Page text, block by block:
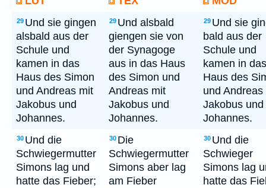
29 Und sie gingen
alsbald aus der
Schule und
kamen in das
Haus des Simon
und Andreas mit
Jakobus und
Johannes.
29 Und alsbald
giengen sie von
der Synagoge
aus in das Haus
des Simon und
Andreas mit
Jakobus und
Johannes.
29 Und sie
bald aus der
Schule und
kamen in das
Haus des
und Andreas
Jakobus und
Johannes.
30 Und die
Schwiegermutter
Simons lag und
hatte das Fieber;
30 Die
Schwiegermutter
Simons aber lag
am Fieber
30 Und die
Schwieger
Simons lag
hatte das